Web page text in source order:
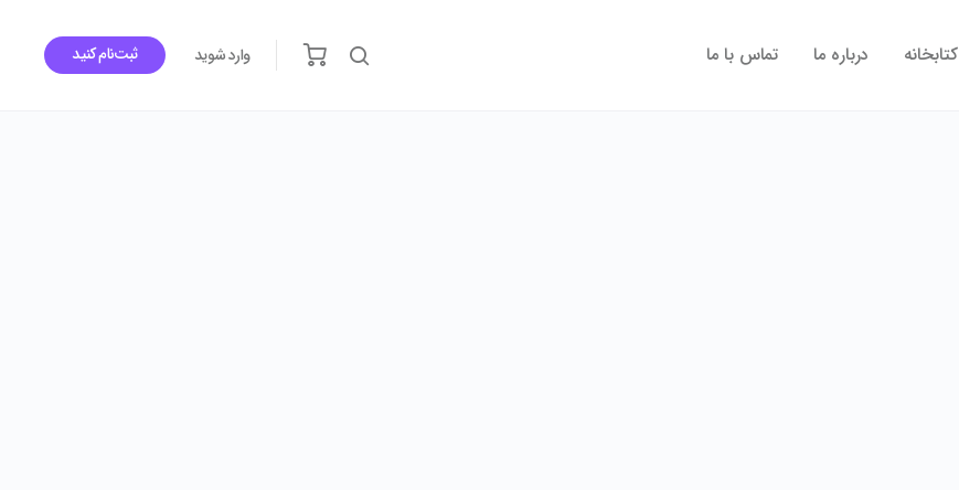
کتابخانه درباره ما تماس با ما وارد شوید ثبت‌نام کنید